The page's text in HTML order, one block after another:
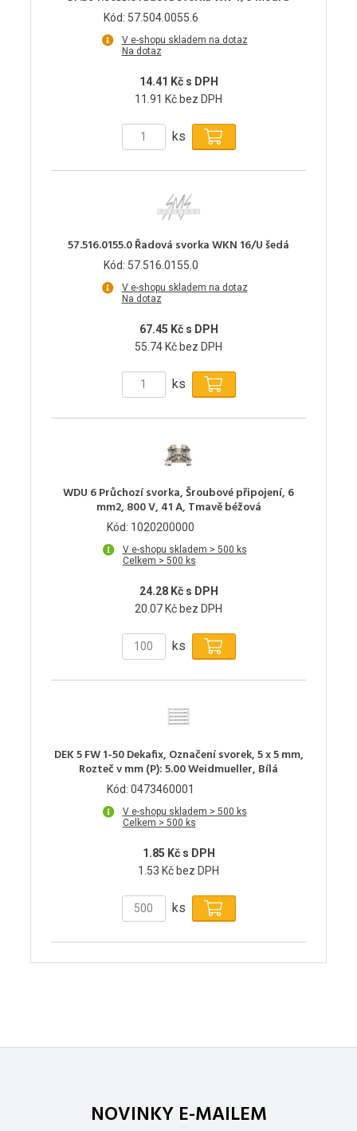
Kód: 57.504.0055.6
V e-shopu skladem na dotaz
Na dotaz
14.41 Kč s DPH
11.91 Kč bez DPH
ks
57.516.0155.0 Řadová svorka WKN 16/U šedá
Kód: 57.516.0155.0
V e-shopu skladem na dotaz
Na dotaz
67.45 Kč s DPH
55.74 Kč bez DPH
ks
WDU 6 Průchozí svorka, Šroubové připojení, 6
mm2, 800 V, 41 A, Tmavě béžová
Kód: 1020200000
V e-shopu skladem > 500 ks
Celkem > 500 ks
24.28 Kč s DPH
20.07 Kč bez DPH
ks
DEK 5 FW 1-50 Dekafix, Označení svorek, 5 x 5 mm,
Rozteč v mm (P): 5.00 Weidmueller, Bílá
Kód: 0473460001
V e-shopu skladem > 500 ks
Celkem > 500 ks
1.85 Kč s DPH
1.53 Kč bez DPH
ks
NOVINKY E-MAILEM